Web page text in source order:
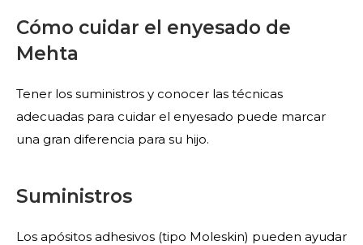
Cómo cuidar el enyesado de
Mehta
Tener los suministros y conocer las técnicas
adecuadas para cuidar el enyesado puede marcar
una gran diferencia para su hijo.
Suministros
Los apósitos adhesivos (tipo Moleskin) pueden ayudar